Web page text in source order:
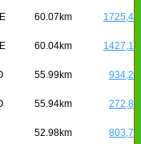
60.07km 1725,4
60.04km 1427,1
55.99km 934,2
55.94km 272,8
52.98km 803,7